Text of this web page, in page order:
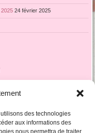
des technologies
aux informations des
nous permettra de traiter
24 février 2025
14 15
16
21 22 23